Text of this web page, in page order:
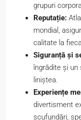
grupuri
Reputație:
mondial,
calitate la
Siguranță și
îngrădite și un
liniștea.
Experiențe
divertisment
scufundări,